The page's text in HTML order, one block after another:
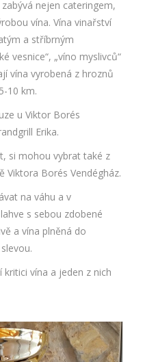
nejen cateringem,
vína. Vína vinařství
a stříbrným
vesnice“, „víno myslivců“
vína vyrobená z hroznů
10 km.
u Viktor Borés
Erika.
si mohou vybrat také z
Viktora Borés Vendégház.
na váhu a v
s sebou zdobené
a vína plněná do
vína a jeden z nich